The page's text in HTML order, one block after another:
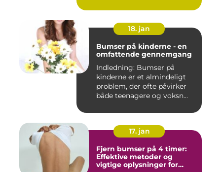
18. jan
Bumser på kinderne - en
omfattende gennemgang
Indledning: Bumser på
kinderne er et almindeligt
problem, der ofte påvirker
både teenagere og voksn...
17. jan
Fjern bumser på 4 timer:
Effektive metoder og
vigtige oplysninger for